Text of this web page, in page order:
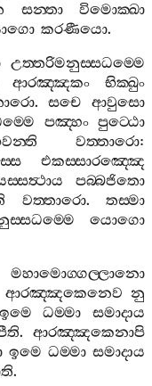
සන‍්තා
විමොක‍්ඛා
කරණීයො.
උත‍්තරිමනුස‍්සධම‍්මෙ
ආරඤ‍්ඤකං
භික‍්ඛුං
.සචෙ
ආවුසො
පඤ‍්හං පුට‍්ඨො
වත‍්තාරො:
එකස‍්සාරඤ‍්ඤෙ
පබ‍්බජිතො
වත‍්තාරො.තස‍්මා
යොගො
මහාමොග‍්ගල‍්ලානො
ආරඤ‍්ඤකෙනෙව නු
ඉමෙ ධම‍්මා
සමාදාය
. ආරඤ‍්ඤකෙනාපි
ඉමෙ ධම‍්මා සමාදාය
.